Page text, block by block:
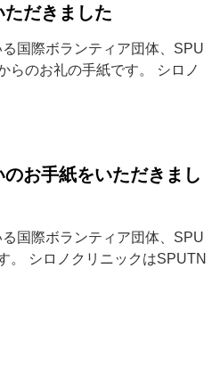
だきました
国際ボランティア団体、SPU
らのお礼の手紙です。 シロノ
お手紙をいただきまし
国際ボランティア団体、SPU
。 シロノクリニックはSPUTN